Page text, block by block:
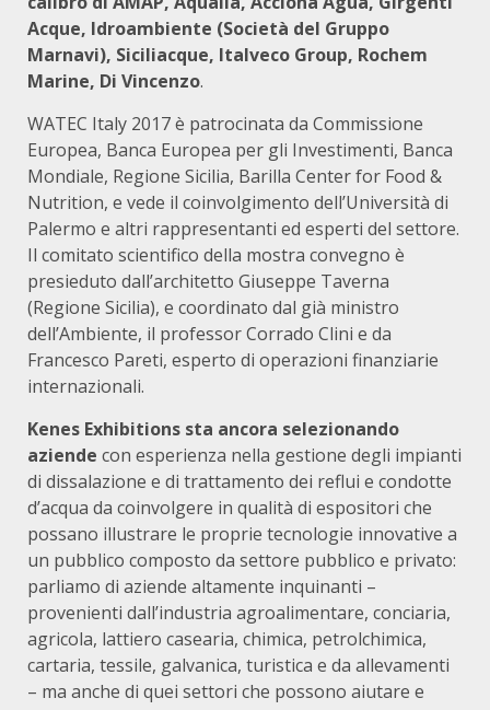
Acque, Idroambiente (Società del Gruppo
Marnavi), Siciliacque, Italveco Group, Rochem
Marine, Di Vincenzo.
WATEC Italy 2017 è patrocinata da Commissione
Europea, Banca Europea per gli Investimenti, Banca
Mondiale, Regione Sicilia, Barilla Center for Food &
Nutrition, e vede il coinvolgimento dell’Università di
Palermo e altri rappresentanti ed esperti del settore.
Il comitato scientifico della mostra convegno è
presieduto dall’architetto Giuseppe Taverna
(Regione Sicilia), e coordinato dal già ministro
dell’Ambiente, il professor Corrado Clini e da
Francesco Pareti, esperto di operazioni finanziarie
internazionali.
Kenes Exhibitions sta ancora selezionando
aziende con esperienza nella gestione degli impianti
di dissalazione e di trattamento dei reflui e condotte
d’acqua da coinvolgere in qualità di espositori che
possano illustrare le proprie tecnologie innovative a
un pubblico composto da settore pubblico e privato:
parliamo di aziende altamente inquinanti –
provenienti dall’industria agroalimentare, conciaria,
agricola, lattiero casearia, chimica, petrolchimica,
cartaria, tessile, galvanica, turistica e da allevamenti
– ma anche di quei settori che possono aiutare e